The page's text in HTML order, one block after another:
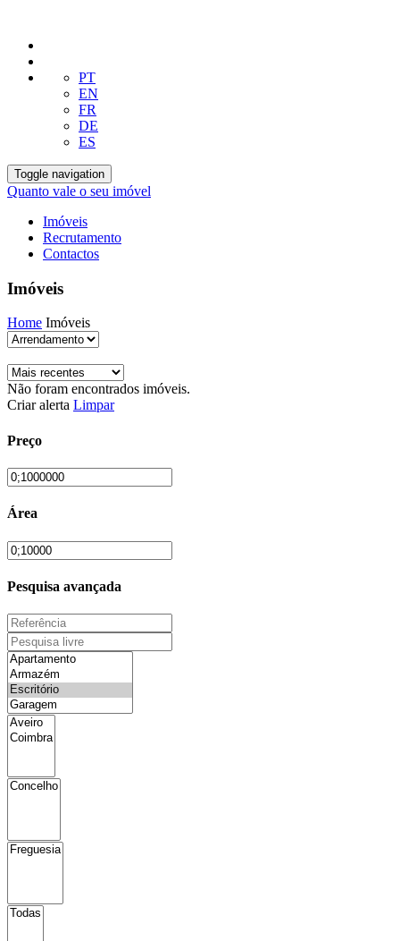
PT
EN
FR
DE
ES
Toggle navigation
Quanto vale o seu imóvel
Imóveis
Recrutamento
Contactos
Imóveis
Home Imóveis
Não foram encontrados imóveis.
Criar alerta Limpar
Preço
Área
Pesquisa avançada